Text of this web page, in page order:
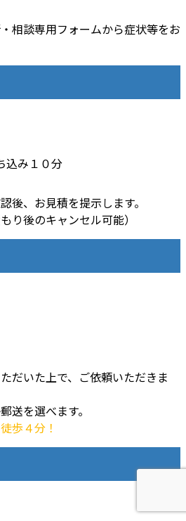
相談専用フォームから症状等をお
後、お見積を提示します。
り後のキャンセル可能）
だいた上で、ご依頼いただきま
送を選べます。
歩４分！